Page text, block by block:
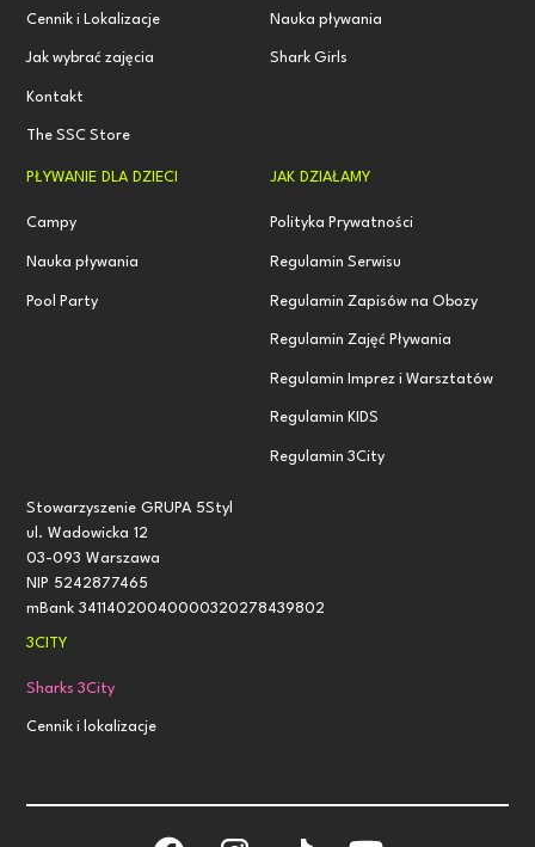
Cennik i Lokalizacje
Jak wybrać zajęcia
Kontakt
The SSC Store
Nauka pływania
Shark Girls
PŁYWANIE DLA DZIECI
Campy
Nauka pływania
Pool Party
JAK DZIAŁAMY
Polityka Prywatności
Regulamin Serwisu
Regulamin Zapisów na Obozy
Regulamin Zajęć Pływania
Regulamin Imprez i Warsztatów
Regulamin KIDS
Regulamin 3City
Stowarzyszenie GRUPA 5Styl
ul. Wadowicka 12
03-093 Warszawa
NIP 5242877465
mBank 34114020040000320278439802
3CITY
Sharks 3City
Cennik i lokalizacje